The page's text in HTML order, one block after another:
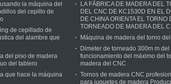
la máquina del
del cepillo de
de cepillado de
del alambre que
del piso de madera
del tablero
que hace la máquina
LA FÁBRICA DE MADERA DEL
DEL CNC DE KC1530D EN EL
DE CHINA ORIENTA EL TORNO
TORNEADO DE MADERA DEL
Máquina de madera del torno
Dimeter de torneado 300m m del
funcionamiento del máximo del
madera del CNC
Tornos de madera CNC
para juguetes de madera